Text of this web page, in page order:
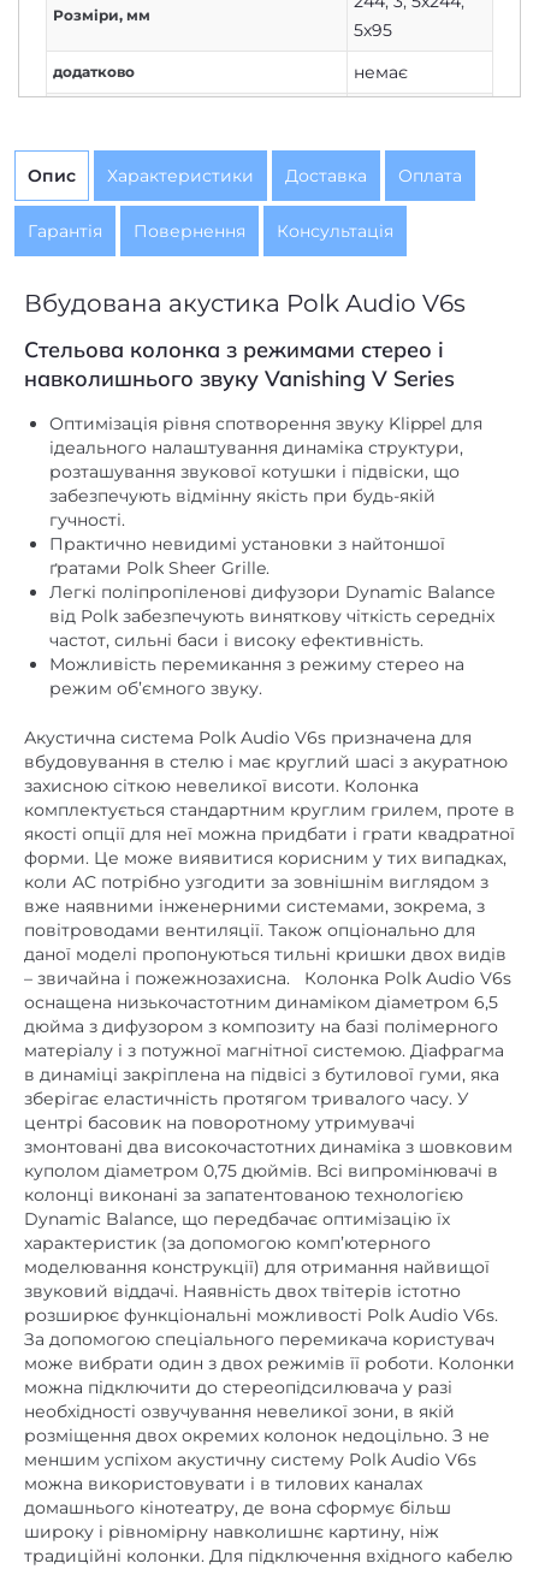
додатково немає
Комплектація базова
Живлення немає
Кількість каналів 1
Вихід на навушники Немає
з'єднання
Потужність сабвуфера, Вт немає
AirPlay немає
Bluetooth немає
DLNA немає
Ethernet немає
mini Jack 3,5 mm немає
NFC немає
TWS (бездротове стерео) немає
Wi-Fi немає
акумулятора, мАг)
немає
Вбудований FM-приймач немає
Вбудований аудіоплеєр немає
Вбудований мікрофон немає
Діаметр НЧ дифузора, дюйм 5, 6
Док-станція немає
Інтернет-радіо немає
Інші speaker in
Картрідер немає
Матеріал корпусу пластик
Пиловологозахищений корпус немає
Підсилювач немає
Пульт ДК немає
Регулювання високих частот немає
Регулювання низьких частот немає
HDMI немає
RCA немає
XLR немає
Гарантія Повернення Консультація
Вбудована акустика Polk Audio V6s
Стельова колонка з режимами стерео і
навколишнього звуку Vanishing V Series
Оптимізація рівня спотворення звуку Klippel для
ідеального налаштування динаміка структури,
розташування звукової котушки і підвіски, що
забезпечують відмінну якість при будь-якій
гучності.
Практично невидимі установки з найтоншої
ґратами Polk Sheer Grille.
Легкі поліпропіленові дифузори Dynamic Balance
від Polk забезпечують виняткову чіткість середніх
частот, сильні баси і високу ефективність.
Можливість перемикання з режиму стерео на
режим об’ємного звуку.
Акустична система Polk Audio V6s призначена для
вбудовування в стелю і має круглий шасі з акуратною
захисною сіткою невеликої висоти. Колонка
комплектується стандартним круглим грилем, проте в
якості опції для неї можна придбати і грати квадратної
форми. Це може виявитися корисним у тих випадках,
коли АС потрібно узгодити за зовнішнім виглядом з
вже наявними інженерними системами, зокрема, з
повітроводами вентиляції. Також опціонально для
даної моделі пропонуються тильні кришки двох видів
– звичайна і пожежнозахисна. Колонка Polk Audio V6s
оснащена низькочастотним динаміком діаметром 6,5
дюйма з дифузором з композиту на базі полімерного
матеріалу і з потужної магнітної системою. Діафрагма
в динаміці закріплена на підвісі з бутилової гуми, яка
зберігає еластичність протягом тривалого часу. У
центрі басовик на поворотному утримувачі
змонтовані два високочастотних динаміка з шовковим
куполом діаметром 0,75 дюймів. Всі випромінювачі в
колонці виконані за запатентованою технологією
Dynamic Balance, що передбачає оптимізацію їх
характеристик (за допомогою комп’ютерного
моделювання конструкції) для отримання найвищої
звуковий віддачі. Наявність двох твітерів істотно
розширює функціональні можливості Polk Audio V6s.
За допомогою спеціального перемикача користувач
може вибрати один з двох режимів її роботи. Колонки
можна підключити до стереопідсилювача у разі
необхідності озвучування невеликої зони, в якій
розміщення двох окремих колонок недоцільно. З не
меншим успіхом акустичну систему Polk Audio V6s
можна використовувати і в тилових каналах
домашнього кінотеатру, де вона сформує більш
широку і рівномірну навколишнє картину, ніж
традиційні колонки. Для підключення вхідного кабелю
в Polk Audio V6s передбачені надійні натискні
позолочені клеми. При гарній чутливості і